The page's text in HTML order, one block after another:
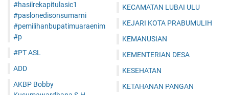
#hasilrekapitulasic1
#paslonedisonsumarni
#pemilihanbupatimuaraenim
#p
#PT ASL
ADD
AKBP Bobby
KECAMATAN LUBAI ULU
KEJARI KOTA PRABUMULIH
KEMANUSIAN
KEMENTERIAN DESA
KESEHATAN
KETAHANAN PANGAN